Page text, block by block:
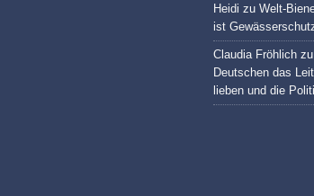
Heidi zu Welt-
ist
Claudia Fröhlichzu
Deutschen das
lieben und die